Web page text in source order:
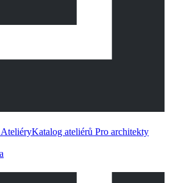
AteliéryKatalog ateliérů Pro architekty